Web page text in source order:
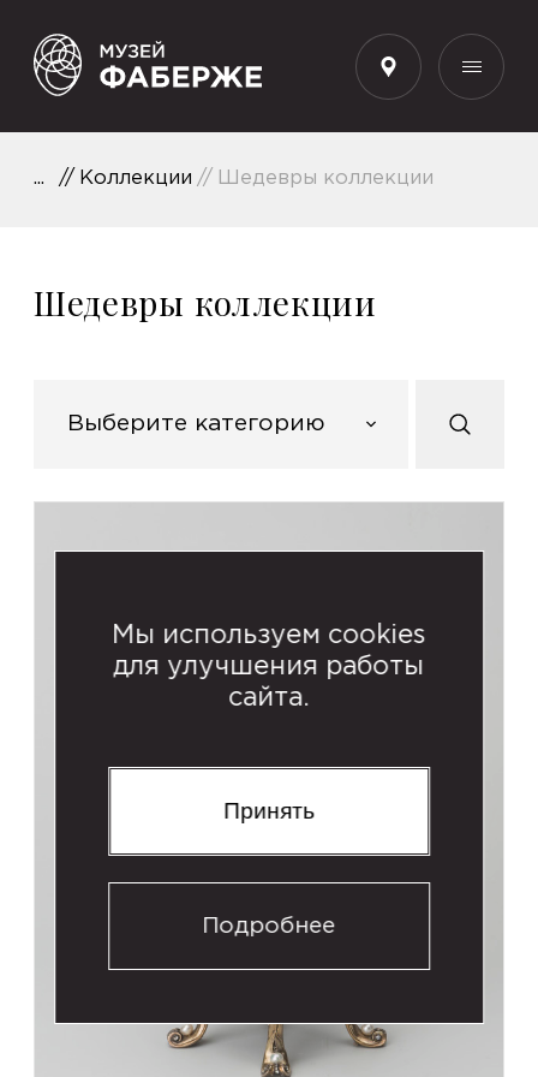
RU
Коллекции Шедевры коллекции
Шедевры коллекции
Выберите категорию
Мы используем cookies
для улучшения работы
сайта.
Принять
Подробнее